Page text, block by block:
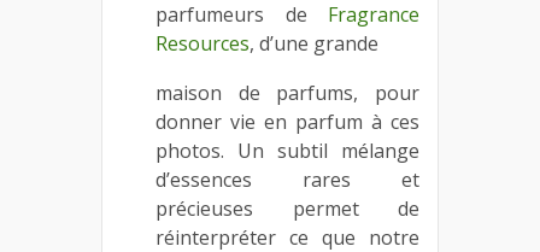
parfumeurs de Fragrance
Resources, d’une grande
maison de parfums, pour
donner vie en parfum à ces
photos. Un subtil mélange
d’essences rares et
précieuses permet de
réinterpréter ce que notre